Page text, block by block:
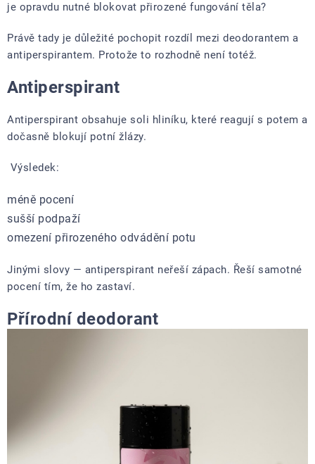
je opravdu nutné blokovat přirozené fungování těla?
Právě tady je důležité pochopit rozdíl mezi deodorantem a
antiperspirantem. Protože to rozhodně není totéž.
Antiperspirant
Antiperspirant obsahuje soli hliníku, které reagují s potem a
dočasně blokují potní žlázy.
Výsledek:
méně pocení
sušší podpaží
omezení přirozeného odvádění potu
Jinými slovy — antiperspirant neřeší zápach. Řeší samotné
pocení tím, že ho zastaví.
Přírodní deodorant